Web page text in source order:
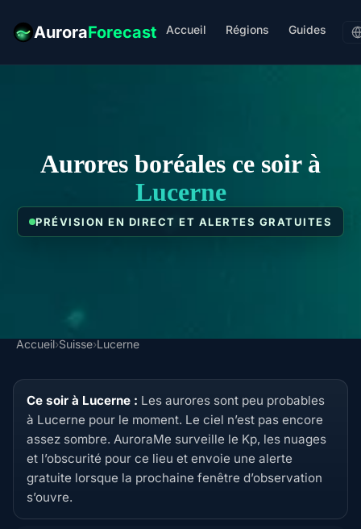
AuroraForecast Accueil Régions Guides
Aurores boréales ce soir à
Lucerne
PRÉVISION EN DIRECT ET ALERTES GRATUITES
Accueil›Suisse›Lucerne
Ce soir à Lucerne : Les aurores sont peu probables
à Lucerne pour le moment. Le ciel n’est pas encore
assez sombre. AuroraMe surveille le Kp, les nuages
et l’obscurité pour ce lieu et envoie une alerte
gratuite lorsque la prochaine fenêtre d’observation
s’ouvre.